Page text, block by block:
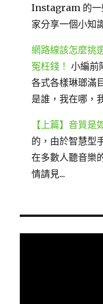
Instagram 的一
家分享一個小知
網路線該怎麼挑
冤枉錢！ 小編前
各式各樣琳瑯滿
是誰，我在哪，
【上篇】音質是
的，由於智慧型
在多數人聽音樂
情請見...